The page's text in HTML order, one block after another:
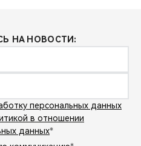
НА НОВОСТИ:
персональных данных
в отношении
данных*